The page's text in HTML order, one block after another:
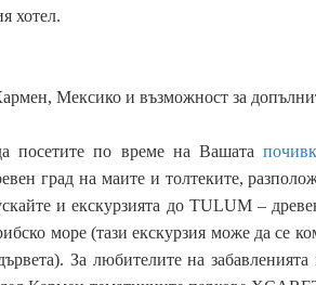
хотел.
Мексико и възможност за
посетите по време на Вашата
град на маите и толтеките,
и екскурзията до TULUM –
море (тази екскурзия може да се
За любителите на